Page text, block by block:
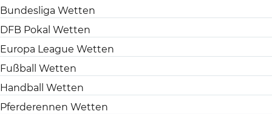
Bundesliga Wetten
DFB Pokal Wetten
Europa League Wetten
Fußball Wetten
Handball Wetten
Pferderennen Wetten